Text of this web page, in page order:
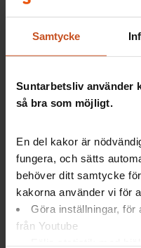
Samtycke
Suntarbetsliv använder
så bra som möjligt.
En del kakor är
fungera, och sätts
behöver ditt samtycke
kakorna använder vi för
Göra inställningar,
från Youtube
Var noga med
känns tryggt med
Våga lyfta det
Tänk
viktigt!”
Lär av varandra!
Hur kan man ta del av
erfarenheter på
och misstag som ett